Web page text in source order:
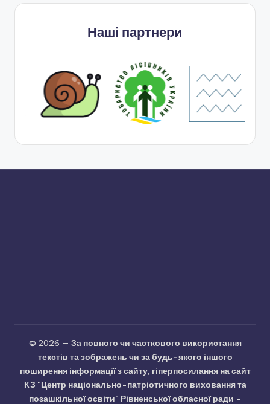
Наші партнери
© 2026 — За повного чи часткового використання
текстів та зображень чи за будь-якого іншого
поширення інформації з сайту, гіперпосилання на сайт
КЗ "Центр національно-патріотичного виховання та
позашкільної освіти" Рівненської обласної ради –